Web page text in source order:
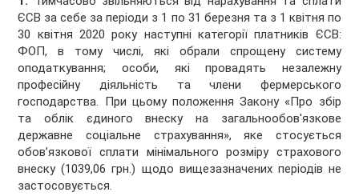
ЄСВ за себе за періоди з 1 по 31 березня та з 1 квітня по
30 квітня 2020 року наступні категорії платників ЄСВ:
ФОП, в тому числі, які обрали спрощену систему
оподаткування; особи, які провадять незалежну
професійну діяльність та члени фермерського
господарства. При цьому положення Закону «Про збір
та облік єдиного внеску на загальнообов'язкове
державне соціальне страхування», яке стосується
обов’язкової сплати мінімального розміру страхового
внеску (1039,06 грн.) щодо вищезазначених періодів не
застосовується.